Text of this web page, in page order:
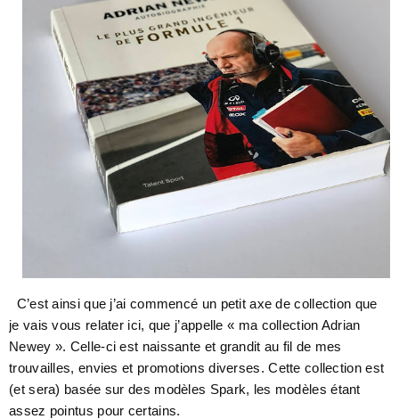
C’est ainsi que j’ai commencé un petit axe de collection que
je vais vous relater ici, que j’appelle « ma collection Adrian
Newey ». Celle-ci est naissante et grandit au fil de mes
trouvailles, envies et promotions diverses. Cette collection est
(et sera) basée sur des modèles Spark, les modèles étant
assez pointus pour certains.